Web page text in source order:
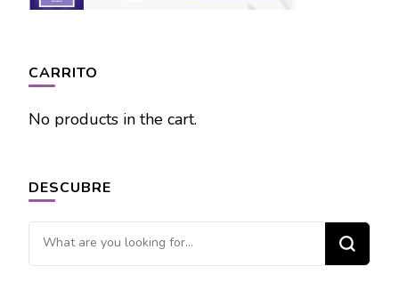
CARRITO
No products in the cart.
DESCUBRE
Looking
for